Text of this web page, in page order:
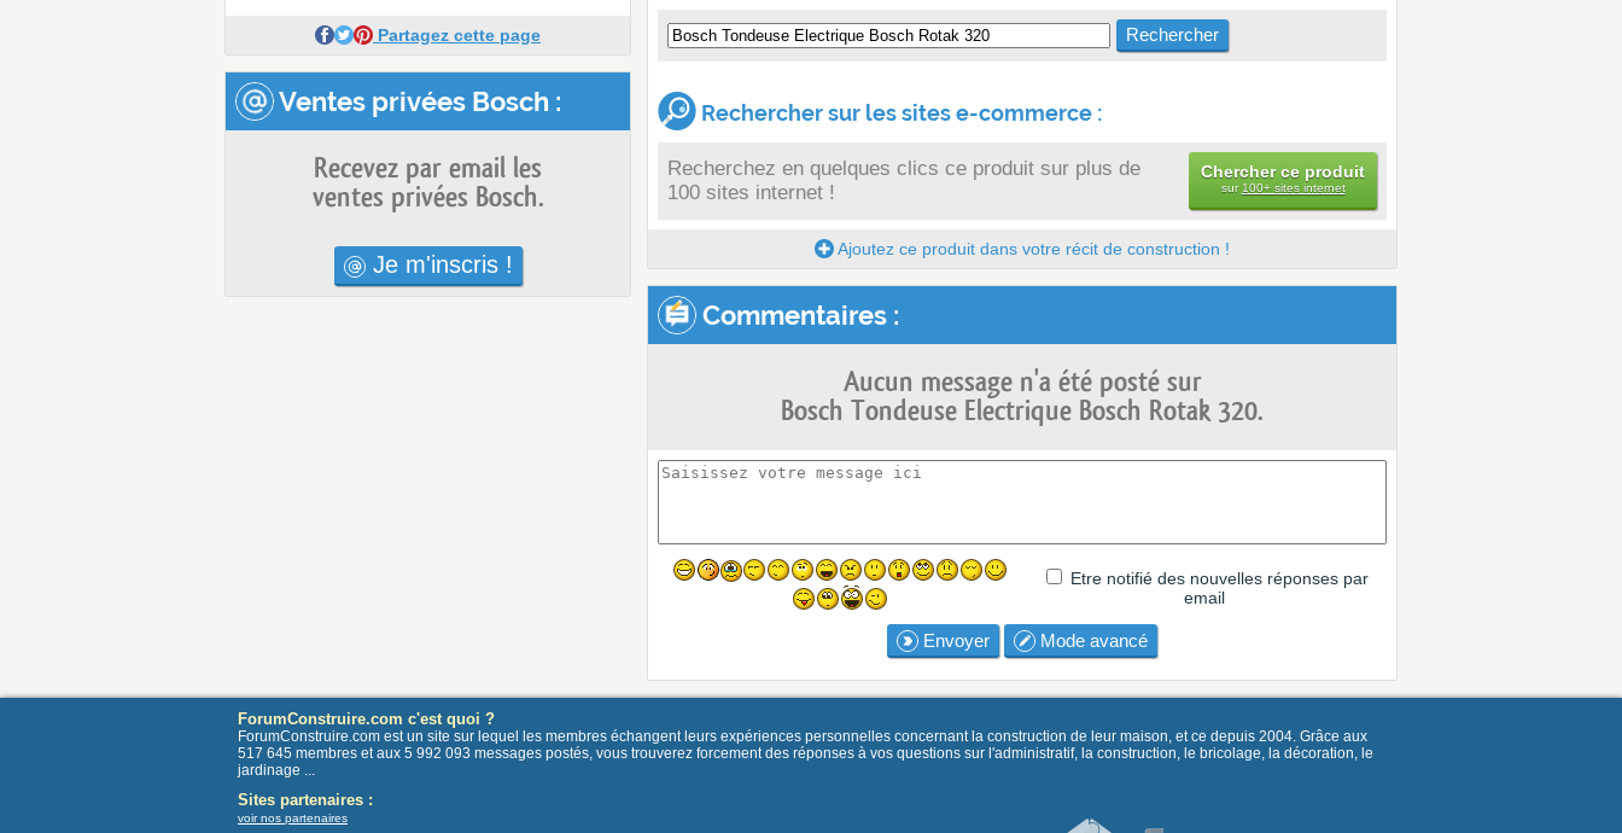
Partagez cette page
Ventes privées Bosch :
Recevez par email les
ventes privées Bosch.
Je m'inscris !
Rechercher sur les sites e-commerce :
Recherchez en quelques clics ce produit sur plus de
100 sites internet !
Chercher ce produit
sur 100+ sites internet
Ajoutez ce produit dans votre récit de construction !
Commentaires :
Aucun message n'a été posté sur
Bosch Tondeuse Electrique Bosch Rotak 320.
Etre notifié des nouvelles réponses par
email
Envoyer Mode avancé
ForumConstruire.com c'est quoi ?
ForumConstruire.com est un site sur lequel les membres échangent leurs expériences personnelles concernant la construction de leur maison, et ce depuis 2004. Grâce aux
517 645 membres et aux 5 992 093 messages postés, vous trouverez forcement des réponses à vos questions sur l'administratif, la construction, le bricolage, la décoration, le
jardinage ...
Sites partenaires :
voir nos partenaires